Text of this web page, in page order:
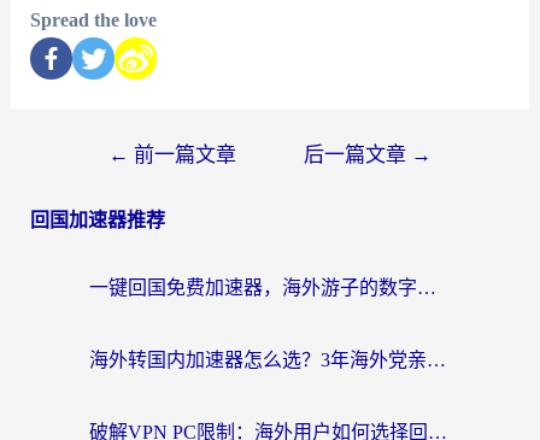
Spread the love
← 前一篇文章 后一篇文章 →
回国加速器推荐
一键回国免费加速器，海外游子的数字归乡路
海外转国内加速器怎么选？3年海外党亲测指南，无缝刷剧玩游戏不再难
破解VPN PC限制：海外用户如何选择回国加速器实现无缝访问国内资源